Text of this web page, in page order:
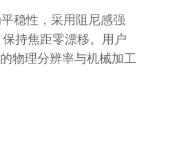
稳性，采用阻尼感强
持焦距零漂移。用户
物理分辨率与机械加工